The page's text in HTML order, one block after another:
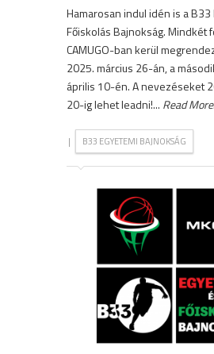
Hamarosan indul idén is a B33
Főiskolás Bajnokság. Mindkét
CAMUGO-ban kerül
2025. március 26-án, a
április 10-én. A nevezéseket
20-ig lehet leadni!... Read More
| B33 EGYETEMI BAJNOKSÁG